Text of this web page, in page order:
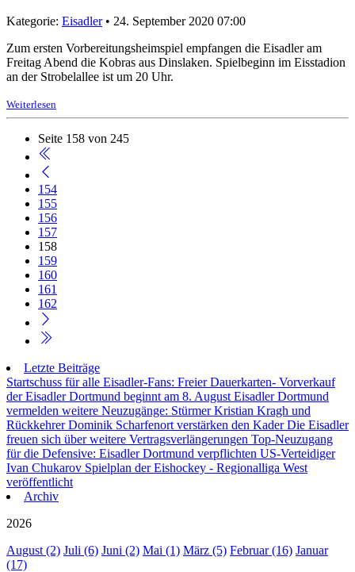
Kategorie: Eisadler• 24. September 2020 07:00
Zum ersten Vorbereitungsheimspiel empfangen die Eisadler am
Freitag Abend die Kobras aus Dinslaken. Spielbeginn im Eisstadion
an der Strobelallee ist um 20 Uhr.
Weiterlesen
Seite 158 von 245
154
155
156
157
158
159
160
161
162
Letzte Beiträge
Startschuss für alle Eisadler-Fans: Freier Dauerkarten- Vorverkauf
der Eisadler Dortmund beginnt am 8. August Eisadler Dortmund
vermelden weitere Neuzugänge: Stürmer Kristian Kragh und
Rückkehrer Dominik Scharfenort verstärken den KaderDie Eisadler
freuen sich über weitere Vertragsverlängerungen Top-Neuzugang
für die Defensive: Eisadler Dortmund verpflichten US-Verteidiger
Ivan Chukarov Spielplan der Eishockey - Regionalliga West
veröffentlicht
Archiv
2026
August (2) Juli (6) Juni (2) Mai (1) März (5) Februar (16) Januar
(17)